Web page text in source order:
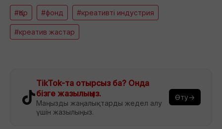
#Қор #фонд #креативті индустрия
#креатив жастар
TikTok-та отырсыз ба? Онда
бізге жазылыңыз.
Маңызды жаңалықтарды жедел алу
үшін жазылыңыз.
Өту→